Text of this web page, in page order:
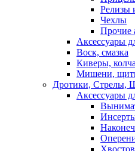
Релизы
Чехлы
Прочие
Аксессуары
Воск, смазка
Киверы,
Мишени,
Дротики, Стрелы,
Аксессуары